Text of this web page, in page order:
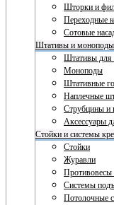
Шторки и
Переходные
Сотовые
Штативы и моноподы
Штативы для
Моноподы
Штативные
Наплечные
Струбцины и
Аксессуары
Стойки и системы
Стойки
Журавли
Противовесы
Системы
Потолочные